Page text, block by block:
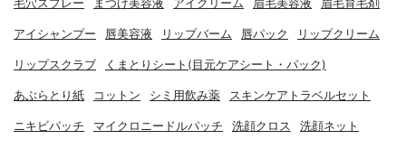
毛穴スプレー まつげ美容液 アイクリーム 眉毛美容液 眉毛育毛剤
アイシャンプー 唇美容液 リップバーム 唇パック リップクリーム
リップスクラブ くまとりシート(目元ケアシート・パック)
あぶらとり紙 コットン シミ用飲み薬 スキンケアトラベルセット
ニキビパッチ マイクロニードルパッチ 洗顔クロス 洗顔ネット